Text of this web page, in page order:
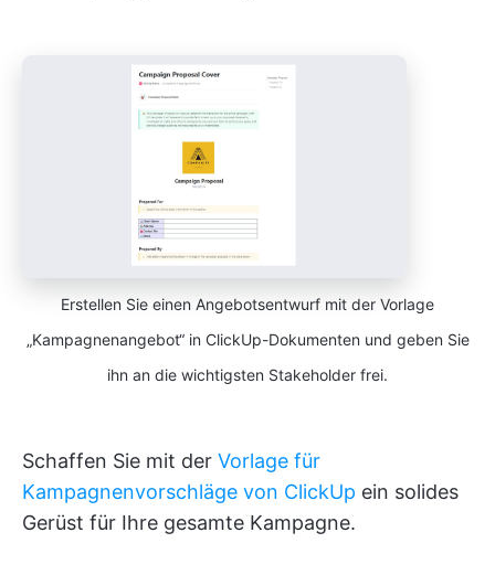
Erstellen Sie einen Angebotsentwurf mit der Vorlage
„Kampagnenangebot“ in ClickUp-Dokumenten und geben Sie
ihn an die wichtigsten Stakeholder frei.
Schaffen Sie mit der Vorlage für
Kampagnenvorschläge von ClickUp ein solides
Gerüst für Ihre gesamte Kampagne.